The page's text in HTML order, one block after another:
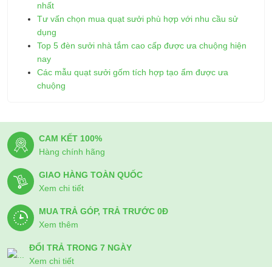
nhất
Tư vấn chọn mua quạt sưởi phù hợp với nhu cầu sử
dụng
Top 5 đèn sưởi nhà tắm cao cấp được ưa chuộng hiện
nay
Các mẫu quạt sưởi gốm tích hợp tạo ẩm được ưa
chuộng
CAM KẾT 100%
Hàng chính hãng
GIAO HÀNG TOÀN QUỐC
Xem chi tiết
MUA TRẢ GÓP, TRẢ TRƯỚC 0Đ
Xem thêm
ĐỔI TRẢ TRONG 7 NGÀY
Xem chi tiết